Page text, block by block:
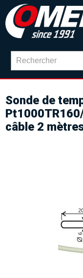
Sonde de
câble 2